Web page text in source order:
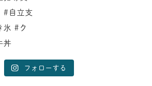
フォローする